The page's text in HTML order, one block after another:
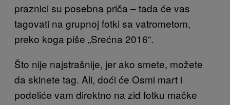
praznici su posebna priča – tada će vas
tagovati na grupnoj fotki sa vatrometom,
preko koga piše „Srećna 2016“.
Što nije najstrašnije, jer ako smete, možete
da skinete tag. Ali, doći će Osmi mart i
podeliće vam direktno na zid fotku mačke